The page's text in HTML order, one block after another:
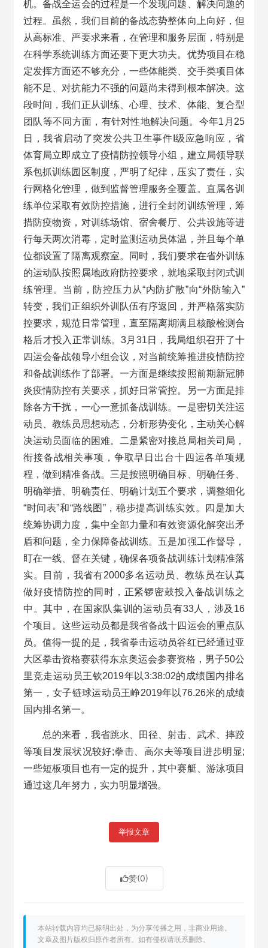
机。备战全运会的过程是一个发现问题、解决问题的
过程。虽然，我们目前的备战态势整体向上向好，但
从高标准、严要求来看，在管理和服务层面，特别是
在科学系统训练方面还要下更大功夫。优势项目在稳
定发挥方面还不够充分，一些体能类、交手类项目体
能不足、对抗能力不强的问题尚未得到根本解决。这
段时间，我们正从训练、心理、技术、体能、复合型
团队等不同方面，有针对性地解决问题。今年1月25
日，我省启动了突发公共卫生事件Ι级应急响应，省
体育局立即成立了疫情防控领导小组，建立局领导联
系包抓训练园区制度，严明了纪律，压实了责任，实
行网格化管理，做到监督管理服务全覆盖。直属各训
练单位采取有效防控措施，进行全封闭训练管理，筹
措防疫物资，对训练场馆、宿舍餐厅、公共设施等进
行每天两次消毒，定时监测运动员体温，并且每个单
位都设置了隔离观察室。同时，我们要求在省外训练
的运动队按照属地政府防控要求，就地采取封闭式训
练管理。当前，防控压力从“内防扩散”向“外防输入”
转变，我们正组织外训队伍有序返回，并严格落实防
控要求，规范日常管理，直至隔离期满且核酸检测合
格后才投入正常训练。3月31日，我局组织召开了十
四运会备战领导小组会议，对当前统筹推进疫情防控
和备战训练作了部署。一方面是继续按照前期新冠肺
炎疫情防控有关要求，抓好日常管控。另一方面是排
除各方干扰，一心一意抓备战训练。一是密切关注运
动员、教练员思想动态，分析形势变化，主动关心解
决运动员面临的困难。二是紧密对接总局相关司局，
衔接备战相关事项，争取早日出台十四运各单项规
程，做到精准备战。三是按照明确目标、明确任务、
明确举措、明确责任、明确计划五个要求，调整细化
“时间表”和“路线图”，稳步提高训练实效。四是加大
统筹协调力度，集中全部力量和有效资源化解突出矛
盾和问题，全力保障备战训练。五是加强工作督导，
盯在一线、督在关键，确保各项备战训练计划精准落
实。目前，我省有2000多名运动员、教练员在认真
做好疫情防控的同时，正紧锣密鼓投入备战训练之
中。其中，在国家队集训的运动员有33人，涉及16
个项目。这些运动员都是我省备战十四运会的重点队
员。值得一提的是，我省拳击运动员谷红已经通过亚
大区拳击资格赛获得东京奥运会参赛资格，男子50公
里竞走运动员王钦2019年以3:38:02的成绩国内排名
第一，女子链球运动员王峥2019年以76.26米的成绩
国内排名第一。
总的来看，我省跳水、田径、射击、武术、摔跤
等项目发展状况较好;拳击、高尔夫等项目进步明显;
一些短板项目也有一定的提升，其中赛艇、游泳项目
通过这几年努力，实力明显增强。
举报文章
赞(0)
本站转载内容均已标明出处，为分享传播之用，非商业用途。
文章及图片版权归原作者所有。如有侵权请联系删除。